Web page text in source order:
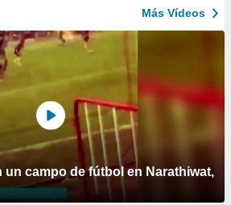
Más Vídeos
un campo de fútbol en Narathiwat,